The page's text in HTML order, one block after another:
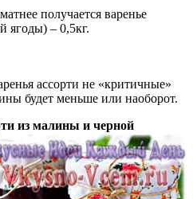
получается варенье
ягоды) – 0,5кг.
ассорти не «критичные»
будет меньше или наоборот.
из малины и черной